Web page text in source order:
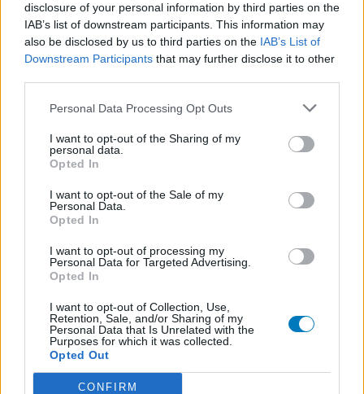
disclosure of your personal information by third parties on the
IAB’s list of downstream participants. This information may
also be disclosed by us to third parties on the IAB’s List of
Downstream Participants that may further disclose it to other
Personal Data Processing Opt Outs
I want to opt-out of the Sharing of my
personal data.
Opted In
I want to opt-out of the Sale of my
Personal Data.
Opted In
I want to opt-out of processing my
Personal Data for Targeted Advertising.
Opted In
I want to opt-out of Collection, Use,
Retention, Sale, and/or Sharing of my
Personal Data that Is Unrelated with the
Purposes for which it was collected.
Opted Out
CONFIRM